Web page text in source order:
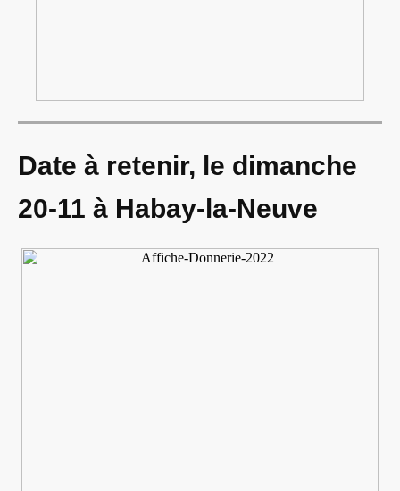
Date à retenir, le dimanche
20-11 à Habay-la-Neuve